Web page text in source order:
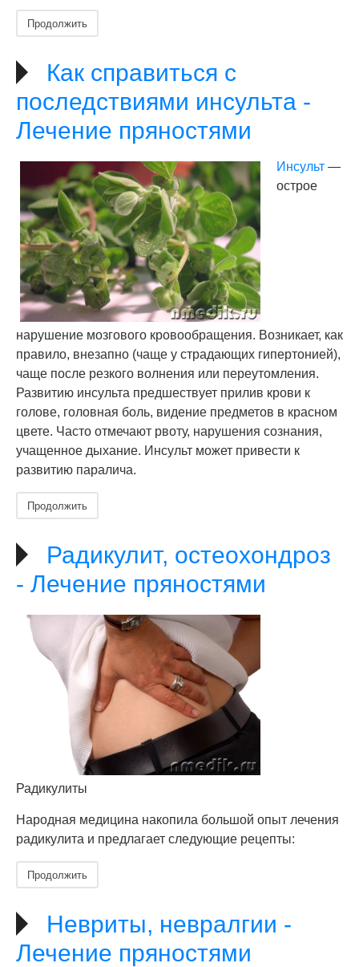
Продолжить
Как справиться с
последствиями инсульта -
Лечение пряностями
Инсульт —
острое
нарушение мозгового кровообращения. Возникает, как
правило, внезапно (чаще у страдающих гипертонией),
чаще после резкого волнения или переутомления.
Развитию инсульта предшествует прилив крови к
голове, головная боль, видение предметов в красном
цвете. Часто отмечают рвоту, нарушения сознания,
учащенное дыхание. Инсульт может привести к
развитию паралича.
Продолжить
Радикулит, остеохондроз
- Лечение пряностями
Радикулиты
Народная медицина накопила большой опыт лечения
радикулита и предлагает следующие рецепты:
Продолжить
Невриты, невралгии -
Лечение пряностями